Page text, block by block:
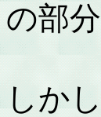
の部
しか